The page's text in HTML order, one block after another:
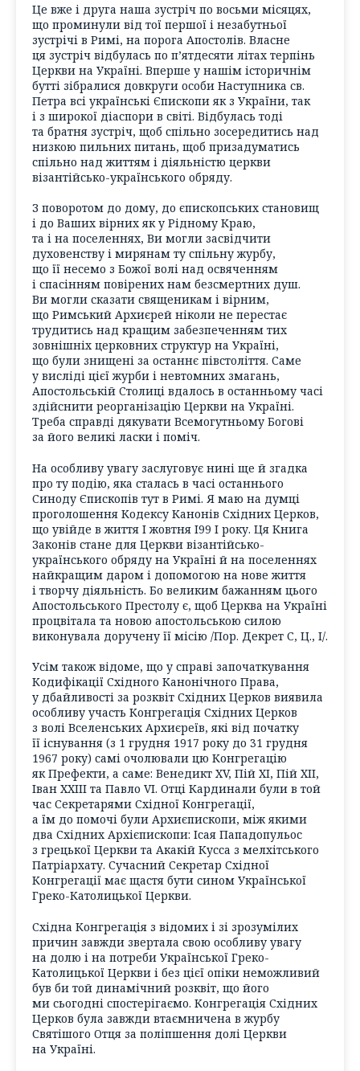
Це вже і друга наша зустріч по восьми місяцях,
що проминули від тої першої і незабутньої
зустрічі в Римі, на порога Апостолів. Власне
ця зустріч відбулась по п’ятдесяти літах терпінь
Церкви на Україні. Вперше у нашім історичнім
бутті зібралися довкруги особи Наступника св.
Петра всі українські Єпископи як з України, так
і з широкої діаспори в світі. Відбулась тоді
та братня зустріч, щоб спільно зосередитись над
низкою пильних питань, щоб призадуматись
спільно над життям і діяльністю церкви
візантійсько-українського обряду.
З поворотом до дому, до єпископських становищ
і до Ваших вірних як у Рідному Краю,
та і на поселеннях, Ви могли засвідчити
духовенству і мирянам ту спільну журбу,
що її несемо з Божої волі над освяченням
і спасінням повірених нам безсмертних душ.
Ви могли сказати священикам і вірним,
що Римський Архиєрей ніколи не перестає
трудитись над кращим забезпеченням тих
зовнішніх церковних структур на Україні,
що були знищені за останнє півстоліття. Саме
у висліді цієї журби і невтомних змагань,
Апостольській Столиці вдалось в останньому часі
здійснити реорганізацію Церкви на Україні.
Треба справді дякувати Всемогутньому Богові
за його великі ласки і поміч.
На особливу увагу заслуговує нині ще й згадка
про ту подію, яка сталась в часі останнього
Синоду Єпископів тут в Римі. Я маю на думці
проголошення Кодексу Канонів Східних Церков,
що увійде в життя І жовтня І99 І року. Ця Книга
Законів стане для Церкви візантійсько-
українського обряду на Україні й на поселеннях
найкращим даром і допомогою на нове життя
і творчу діяльність. Бо великим бажанням цього
Апостольського Престолу є, щоб Церква на Україні
процвітала та новою апостольською силою
виконувала доручену її місію /Пор. Декрет С, Ц., І/.
Усім також відоме, що у справі започаткування
Кодифікації Східного Канонічного Права,
у дбайливості за розквіт Східних Церков виявила
особливу участь Конгрегація Східних Церков
з волі Вселенських Архиєреїв, які від початку
її існування (з 1 грудня 1917 року до 31 грудня
1967 року) самі очолювали цю Конгрегацію
як Префекти, а саме: Венедикт XV, Пій XI, Пій XІІ,
Іван ХХІІІ та Павло VІ. Отці Кардинали були в той
час Секретарями Східної Конгрегації,
а їм до помочі були Архиєпископи, між якими
два Східних Архієпископи: Ісая Пападопульос
з грецької Церкви та Акакій Кусса з мелхітського
Патріархату. Сучасний Секретар Східної
Конгрегації має щастя бути сином Української
Греко-Католицької Церкви.
Східна Конгрегація з відомих і зі зрозумілих
причин завжди звертала свою особливу увагу
на долю і на потреби Української Греко-
Католицької Церкви і без цієї опіки неможливий
був би той динамічний розквіт, що його
ми сьогодні спостерігаємо. Конгрегація Східних
Церков була завжди втаємничена в журбу
Святішого Отця за поліпшення долі Церкви
на Україні.